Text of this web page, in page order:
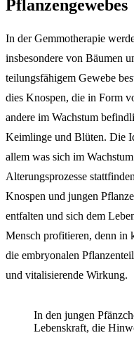
Pflanzengewebes
In der Gemmotherapie
insbesondere von Bäumen
teilungsfähigem Gewebe
dies Knospen, die in Form
andere im Wachstum
Keimlinge und Blüten. Die
allem was sich im
Alterungsprozesse
Knospen und jungen
entfalten und sich dem
Mensch profitieren, denn in
die embryonalen
und vitalisierende Wirkung. ­­
In den jungen
Lebenskraft, die